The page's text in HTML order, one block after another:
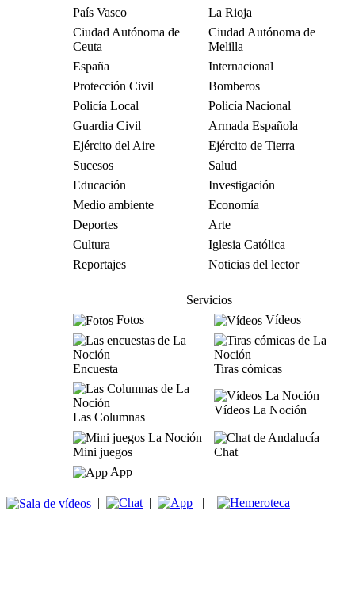
País Vasco
La Rioja
Ciudad Autónoma de
Ceuta
Ciudad Autónoma de
Melilla
España
Internacional
Protección Civil
Bomberos
Policía Local
Policía Nacional
Guardia Civil
Armada Española
Ejército del Aire
Ejército de Tierra
Sucesos
Salud
Educación
Investigación
Medio ambiente
Economía
Deportes
Arte
Cultura
Iglesia Católica
Reportajes
Noticias del lector
Servicios
Fotos
Vídeos
Encuesta Tiras cómicas
Las Columnas
Vídeos La Noción
Mini juegos
Chat
App
| | |